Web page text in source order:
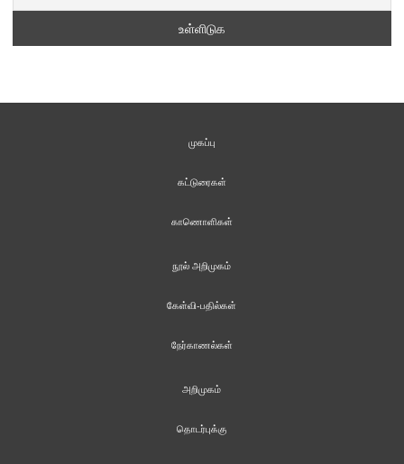
முகப்பு
கட்டுரைகள்
காணொளிகள்
நூல் அறிமுகம்
கேள்வி-பதில்கள்
நேர்காணல்கள்
அறிமுகம்
தொடர்புக்கு